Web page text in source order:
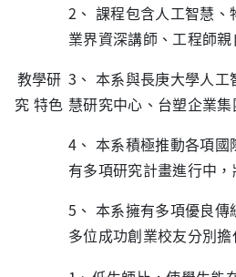
教學研
究 特色
2 、 課程包含人工智慧
業界資深講師、工程師親
3 、 本系與長庚大學人
慧研究中心、台塑企業
4 、 本系積極推動各項
有多項研究計畫進行中
5 、 本系擁有多項優良
多位成功創業校友分別擔